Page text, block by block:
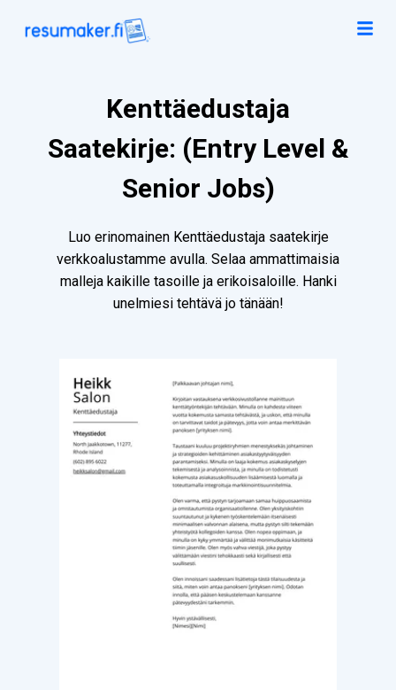
Kenttäedustaja
Saatekirje: (Entry Level &
Senior Jobs)
Luo erinomainen Kenttäedustaja saatekirje
verkkoalustamme avulla. Selaa ammattimaisia
malleja kaikille tasoille ja erikoisaloille. Hanki
unelmiesi tehtävä jo tänään!